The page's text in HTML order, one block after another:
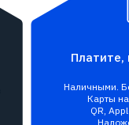
Платите,
Наличными.
Карты
QR,